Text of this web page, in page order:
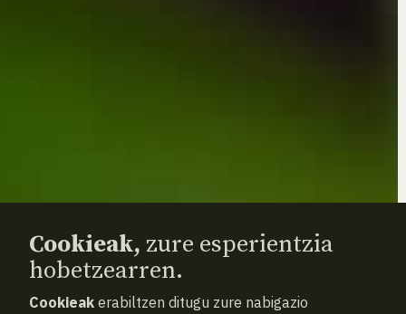
Cookieak, zure esperientzia
hobetzearren.
Cookieak erabiltzen ditugu zure nabigazio